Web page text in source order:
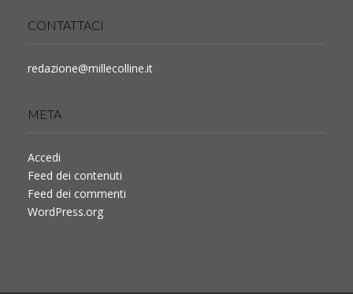
CONTATTACI
redazione@millecolline.it
META
Accedi
Feed dei contenuti
Feed dei commenti
WordPress.org